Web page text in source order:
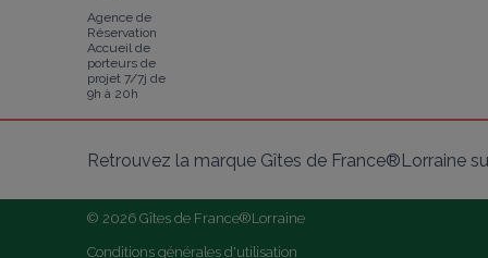
Agence de
Réservation
Accueil de
porteurs de
projet 7/7j de
9h à 20h
Retrouvez la marque Gîtes de France®Lorraine
© 2026 Gîtes de France®Lorraine
Conditions générales d'utilisation